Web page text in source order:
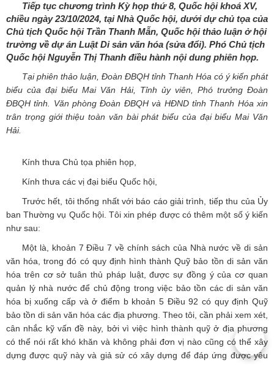
Tiếp tục chương trình Kỳ họp thứ 8, Quốc hội khoá XV,
chiều ngày 23/10/2024, tại Nhà Quốc hội, dưới dự chủ tọa của
Chủ tịch Quốc hội Trần Thanh Mẫn, Quốc hội thảo luận ở hội
trường về dự án Luật Di sản văn hóa (sửa đổi). Phó Chủ tịch
Quốc hội Nguyễn Thị Thanh điều hành nội dung phiên họp.
Tại phiên thảo luận, Đoàn ĐBQH tỉnh Thanh Hóa có ý kiến phát
biểu của đại biểu Mai Văn Hải, Tỉnh ủy viên, Phó trưởng Đoàn
ĐBQH tỉnh. Văn phòng Đoàn ĐBQH và HĐND tỉnh Thanh Hóa xin
trân trọng giới thiệu toàn văn bài phát biểu của đại biểu Mai Văn
Hải.
Kính thưa Chủ tọa phiên họp,
Kính thưa các vị đại biểu Quốc hội,
Trước hết, tôi thống nhất với báo cáo giải trình, tiếp thu của Ủy
ban Thường vụ Quốc hội. Tôi xin phép được có thêm một số ý kiến
như sau:
Một là, khoản 7 Điều 7 về chính sách của Nhà nước về di sản
văn hóa, trong đó có quy định hình thành Quỹ bảo tồn di sản văn
hóa trên cơ sở tuân thủ pháp luật, được sự đồng ý của cơ quan
quản lý nhà nước để chủ động trong việc bảo tồn các di sản văn
hóa bị xuống cấp và ở điểm b khoản 5 Điều 92 có quy định Quỹ
bảo tồn di sản văn hóa các địa phương. Theo tôi, cần phải xem xét,
cân nhắc kỹ vấn đề này, bởi vì việc hình thành quỹ ở địa phương
có thể nói rất khó khăn và không phải đơn vị nào cũng có thể xây
dựng được quỹ này và giả sử có xây dựng để đáp ứng được yêu